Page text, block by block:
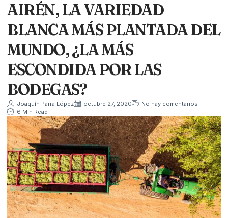
AIRÉN, LA VARIEDAD
BLANCA MÁS PLANTADA DEL
MUNDO, ¿LA MÁS
ESCONDIDA POR LAS
BODEGAS?
Joaquín Parra López octubre 27, 2020
No hay comentarios
6 Min Read